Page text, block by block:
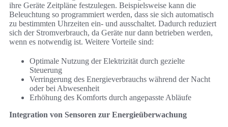
ihre Geräte Zeitpläne festzulegen. Beispielsweise kann die
Beleuchtung so programmiert werden, dass sie sich automatisch
zu bestimmten Uhrzeiten ein- und ausschaltet. Dadurch reduziert
sich der Stromverbrauch, da Geräte nur dann betrieben werden,
wenn es notwendig ist. Weitere Vorteile sind:
Optimale Nutzung der Elektrizität durch gezielte
Steuerung
Verringerung des Energieverbrauchs während der Nacht
oder bei Abwesenheit
Erhöhung des Komforts durch angepasste Abläufe
Integration von Sensoren zur Energieüberwachung